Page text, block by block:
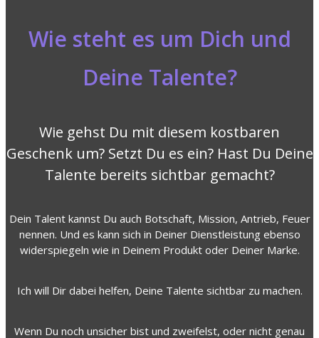
Wie steht es um Dich und
Deine Talente?
Wie gehst Du mit diesem kostbaren
Geschenk um? Setzt Du es ein? Hast Du Deine
Talente bereits sichtbar gemacht?
Dein Talent kannst Du auch Botschaft, Mission, Antrieb, Feuer
nennen. Und es kann sich in Deiner Dienstleistung ebenso
widerspiegeln wie in Deinem Produkt oder Deiner Marke.
Ich will Dir dabei helfen, Deine Talente sichtbar zu machen.
Wenn Du noch unsicher bist und zweifelst, oder nicht genau